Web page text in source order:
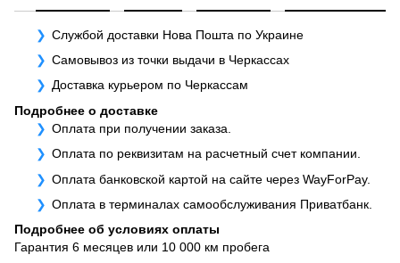
Службой доставки Нова Пошта по Украине
Самовывоз из точки выдачи в Черкассах
Доставка курьером по Черкассам
Подробнее о доставке
Оплата при получении заказа.
Оплата по реквизитам на расчетный счет компании.
Оплата банковской картой на сайте через WayForPay.
Оплата в терминалах самообслуживания Приватбанк.
Подробнее об условиях оплаты
Гарантия 6 месяцев или 10 000 км пробега